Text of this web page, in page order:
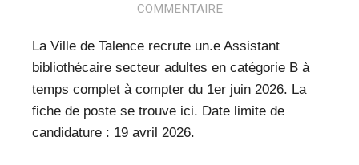
COMMENTAIRE
La Ville de Talence recrute un.e Assistant
bibliothécaire secteur adultes en catégorie B à
temps complet à compter du 1er juin 2026. La
fiche de poste se trouve ici. Date limite de
candidature : 19 avril 2026.